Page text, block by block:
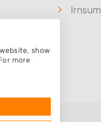
Irnsum
show
more